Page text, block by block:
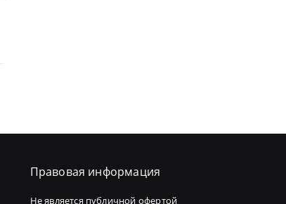
Правовая информация
Не является публичной офертой